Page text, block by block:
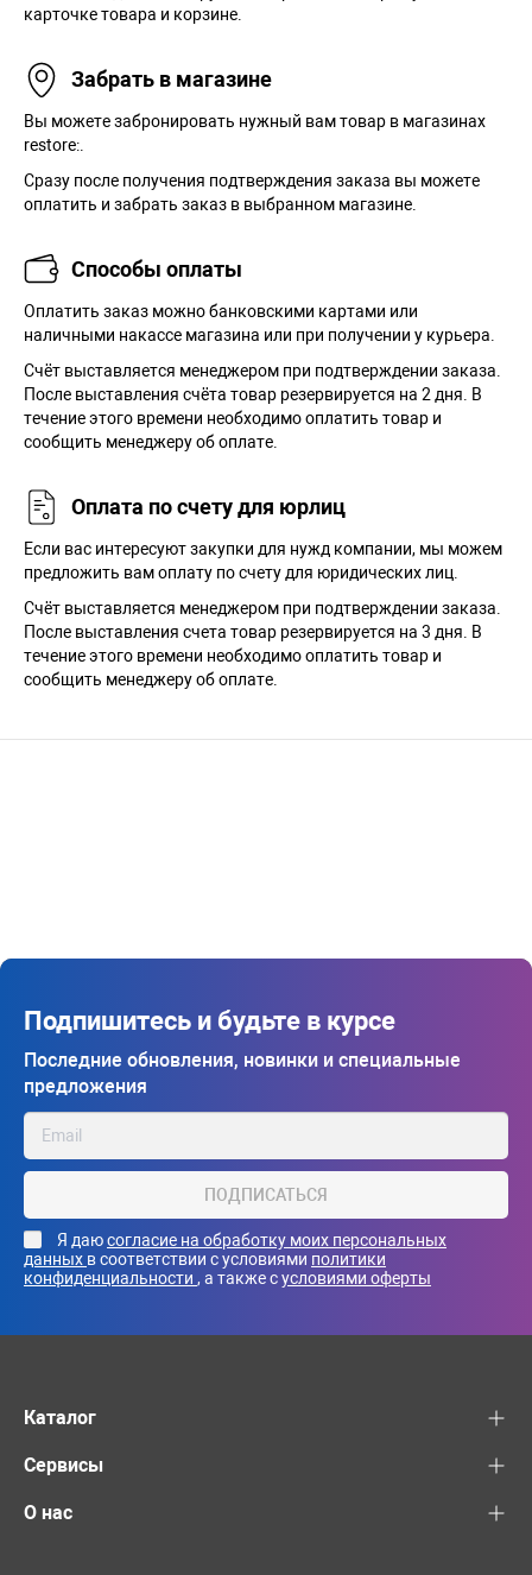
карточке товара и корзине.
Забрать в магазине
Вы можете забронировать нужный вам товар в магазинах
restore:.
Сразу после получения подтверждения заказа вы можете
оплатить и забрать заказ в выбранном магазине.
Способы оплаты
Оплатить заказ можно банковскими картами или
наличными накассе магазина или при получении у курьера.
Cчёт выставляется менеджером при подтверждении заказа.
После выставления счёта товар резервируется на 2 дня. В
течение этого времени необходимо оплатить товар и
сообщить менеджеру об оплате.
Оплата по счету для юрлиц
Если вас интересуют закупки для нужд компании, мы можем
предложить вам оплату по счету для юридических лиц.
Счёт выставляется менеджером при подтверждении заказа.
После выставления счета товар резервируется на 3 дня. В
течение этого времени необходимо оплатить товар и
сообщить менеджеру об оплате.
Подпишитесь и будьте в курсе
Последние обновления, новинки и специальные
предложения
ПОДПИСАТЬСЯ
Я даюсогласие на обработку моих персональных
данных в соответствии с условиями политики
конфиденциальности , а также сусловиями оферты
Каталог
Сервисы
О нас